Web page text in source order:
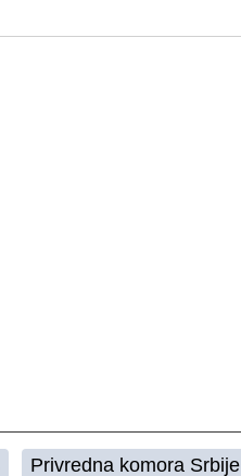
Privredna komora Srbije